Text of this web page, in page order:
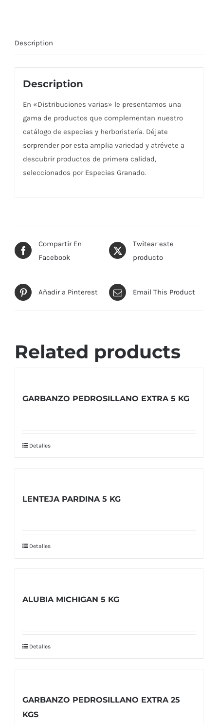
Description
Description
En «Distribuciones varias» le presentamos una
gama de productos que complementan nuestro
catálogo de especias y herboristería. Déjate
sorprender por esta amplia variedad y atrévete a
descubrir productos de primera calidad,
seleccionados por Especias Granado.
Compartir En
Facebook
Twitear este
producto
Añadir a Pinterest Email This Product
Related products
GARBANZO PEDROSILLANO EXTRA 5 KG
Detalles
LENTEJA PARDINA 5 KG
Detalles
ALUBIA MICHIGAN 5 KG
Detalles
GARBANZO PEDROSILLANO EXTRA 25
KGS